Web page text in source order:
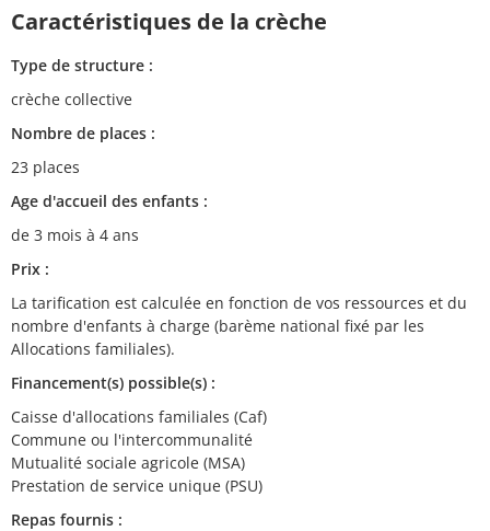
Caractéristiques de la crèche
Type de structure :
crèche collective
Nombre de places :
23 places
Age d'accueil des enfants :
de 3 mois à 4 ans
Prix :
La tarification est calculée en fonction de vos ressources et du
nombre d'enfants à charge (barème national fixé par les
Allocations familiales).
Financement(s) possible(s) :
Caisse d'allocations familiales (Caf)
Commune ou l'intercommunalité
Mutualité sociale agricole (MSA)
Prestation de service unique (PSU)
Repas fournis :